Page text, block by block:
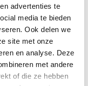
advertenties te
media te bieden
Ook delen we
site met onze
en analyse. Deze
met andere
of die ze hebben